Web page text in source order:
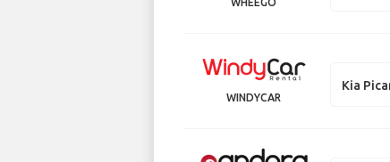
WINDYCAR
Kia